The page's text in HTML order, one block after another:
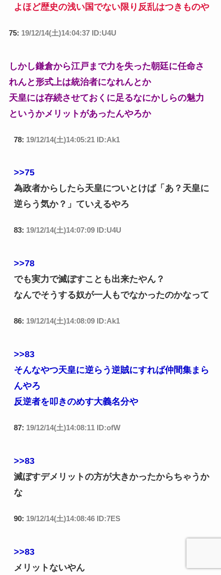
よほど歴史の浅い国でない限り反乱はつきものや
75: 19/12/14(土)14:04:37 ID:U4U
しかし鎌倉から江戸まで力を失った朝廷に任命さ
れんと形式上は統治者になれんとか
天皇には存続させておくに足るなにかしらの魅力
というかメリットがあったんやろか
78: 19/12/14(土)14:05:21 ID:Ak1
>>75
為政者からしたら天皇についとけば「あ？天皇に
逆らう気か？」ていえるやろ
83: 19/12/14(土)14:07:09 ID:U4U
>>78
でも実力で滅ぼすことも出来たやん？
なんでそうする奴が一人もでなかったのかなって
86: 19/12/14(土)14:08:09 ID:Ak1
>>83
そんなやつ天皇に逆らう逆賊にすれば仲間集まら
んやろ
反逆者を叩きのめす大義名分や
87: 19/12/14(土)14:08:11 ID:ofW
>>83
滅ぼすデメリットの方が大きかったからちゃうか
な
90: 19/12/14(土)14:08:46 ID:7ES
>>83
メリットないやん